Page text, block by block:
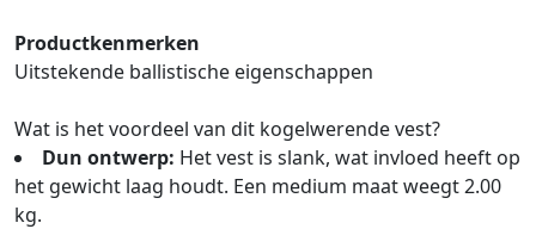
Productkenmerken
Uitstekende ballistische eigenschappen
Wat is het voordeel van dit kogelwerende vest?
Dun ontwerp: Het vest is slank, wat invloed heeft op
het gewicht laag houdt. Een medium maat weegt 2.00
kg.